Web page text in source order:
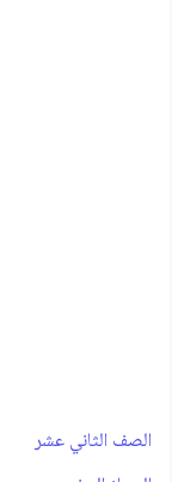
‫الصف الثاني عشر ‪